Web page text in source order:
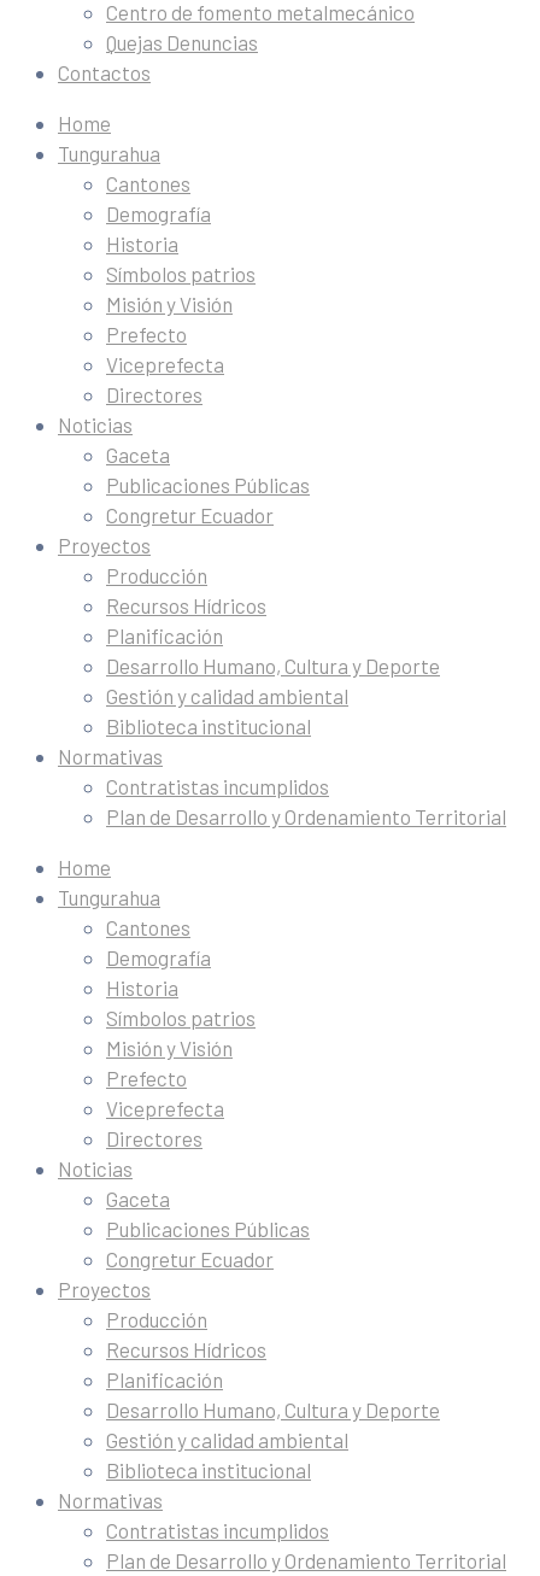
Centro de fomento metalmecánico
Quejas Denuncias
Contactos
Home
Tungurahua
Cantones
Demografía
Historia
Símbolos patrios
Misión y Visión
Prefecto
Viceprefecta
Directores
Noticias
Gaceta
Publicaciones Públicas
Congretur Ecuador
Proyectos
Producción
Recursos Hídricos
Planificación
Desarrollo Humano, Cultura y Deporte
Gestión y calidad ambiental
Biblioteca institucional
Normativas
Contratistas incumplidos
Plan de Desarrollo y Ordenamiento Territorial
Home
Tungurahua
Cantones
Demografía
Historia
Símbolos patrios
Misión y Visión
Prefecto
Viceprefecta
Directores
Noticias
Gaceta
Publicaciones Públicas
Congretur Ecuador
Proyectos
Producción
Recursos Hídricos
Planificación
Desarrollo Humano, Cultura y Deporte
Gestión y calidad ambiental
Biblioteca institucional
Normativas
Contratistas incumplidos
Plan de Desarrollo y Ordenamiento Territorial